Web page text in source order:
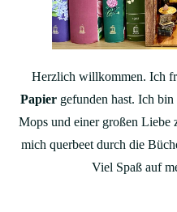
Herzlich willkommen. Ich
Papier gefunden hast. Ich
Mops und einer großen Liebe
mich querbeet durch die
Viel Spaß auf